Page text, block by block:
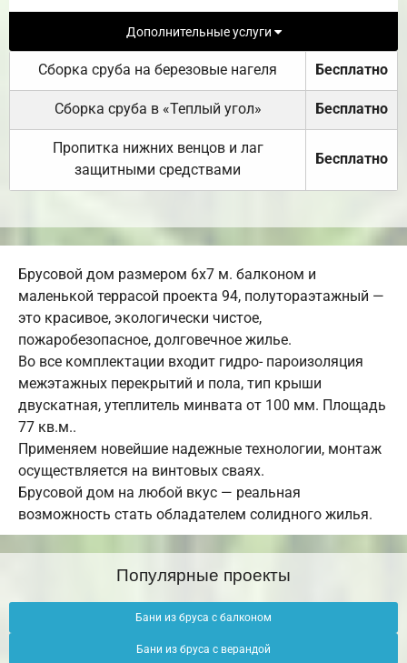
Дополнительные услуги
Сборка сруба на березовые нагеля Бесплатно
Сборка сруба в «Теплый угол» Бесплатно
Пропитка нижних венцов и лаг
защитными средствами
Бесплатно
Брусовой дом размером 6х7 м. балконом и
маленькой террасой проекта 94, полутораэтажный —
это красивое, экологически чистое,
пожаробезопасное, долговечное жилье.
Во все комплектации входит гидро- пароизоляция
межэтажных перекрытий и пола, тип крыши
двускатная, утеплитель минвата от 100 мм. Площадь
77 кв.м..
Применяем новейшие надежные технологии, монтаж
осуществляется на винтовых сваях.
Брусовой дом на любой вкус — реальная
возможность стать обладателем солидного жилья.
Популярные проекты
Бани из бруса с балконом
Бани из бруса с верандой